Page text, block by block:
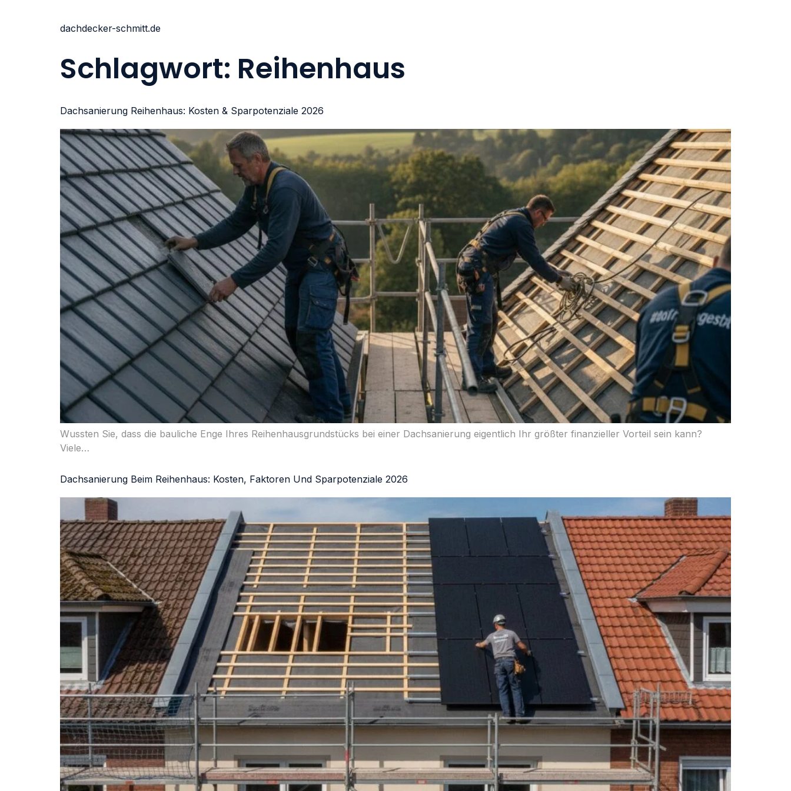
dachdecker-schmitt.de
Schlagwort: Reihenhaus
Dachsanierung Reihenhaus: Kosten & Sparpotenziale 2026
Wussten Sie, dass die bauliche Enge Ihres Reihenhausgrundstücks bei einer Dachsanierung eigentlich Ihr größter finanzieller Vorteil sein kann?
Viele…
Dachsanierung Beim Reihenhaus: Kosten, Faktoren Und Sparpotenziale 2026